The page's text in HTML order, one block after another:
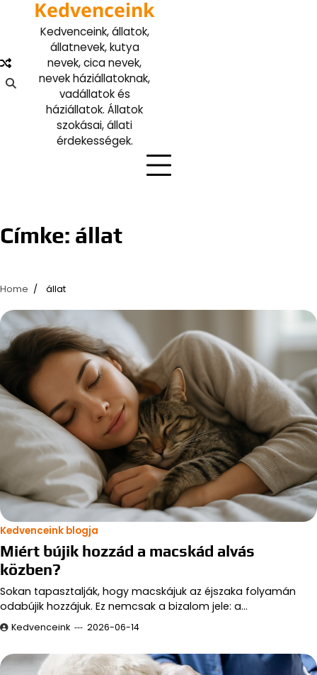
Kedvenceink
Kedvenceink, állatok,
állatnevek, kutya
nevek, cica nevek,
nevek háziállatoknak,
vadállatok és
háziállatok. Állatok
szokásai, állati
érdekességek.
Címke: állat
Home állat
Kedvenceink blogja
Miért bújik hozzád a macskád alvás
közben?
Sokan tapasztalják, hogy macskájuk az éjszaka folyamán
odabújik hozzájuk. Ez nemcsak a bizalom jele: a…
Kedvenceink 2026-06-14